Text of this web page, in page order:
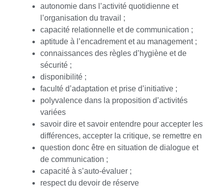
autonomie dans l’activité quotidienne et
l’organisation du travail ;
capacité relationnelle et de communication ;
aptitude à l’encadrement et au management ;
connaissances des règles d’hygiène et de
sécurité ;
disponibilité ;
faculté d’adaptation et prise d’initiative ;
polyvalence dans la proposition d’activités
variées
savoir dire et savoir entendre pour accepter les
différences, accepter la critique, se remettre en
question donc être en situation de dialogue et
de communication ;
capacité à s’auto-évaluer ;
respect du devoir de réserve